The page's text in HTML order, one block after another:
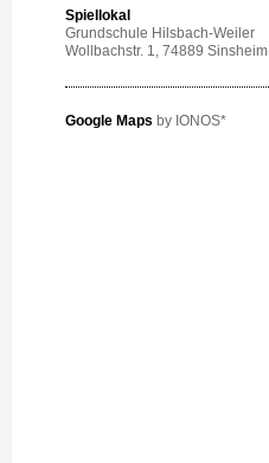
Spiellokal
Grundschule Hilsbach-Weiler
Wollbachstr. 1, 74889 Sinsheim
Google Maps by IONOS*